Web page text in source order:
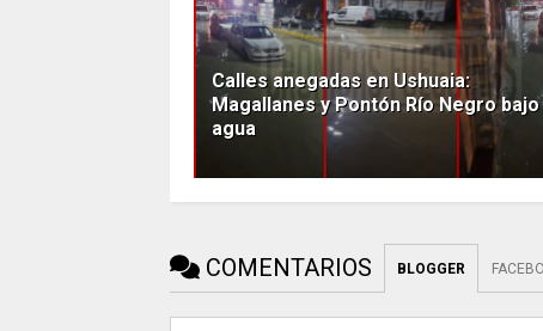
Calles anegadas en Ushuaia:
Magallanes y Pontón Río Negro
agua
COMENTARIOS BLOGGER